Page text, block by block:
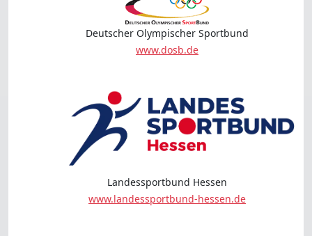
Deutscher Olympischer Sportbund
www.dosb.de
Landessportbund Hessen
www.landessportbund-hessen.de